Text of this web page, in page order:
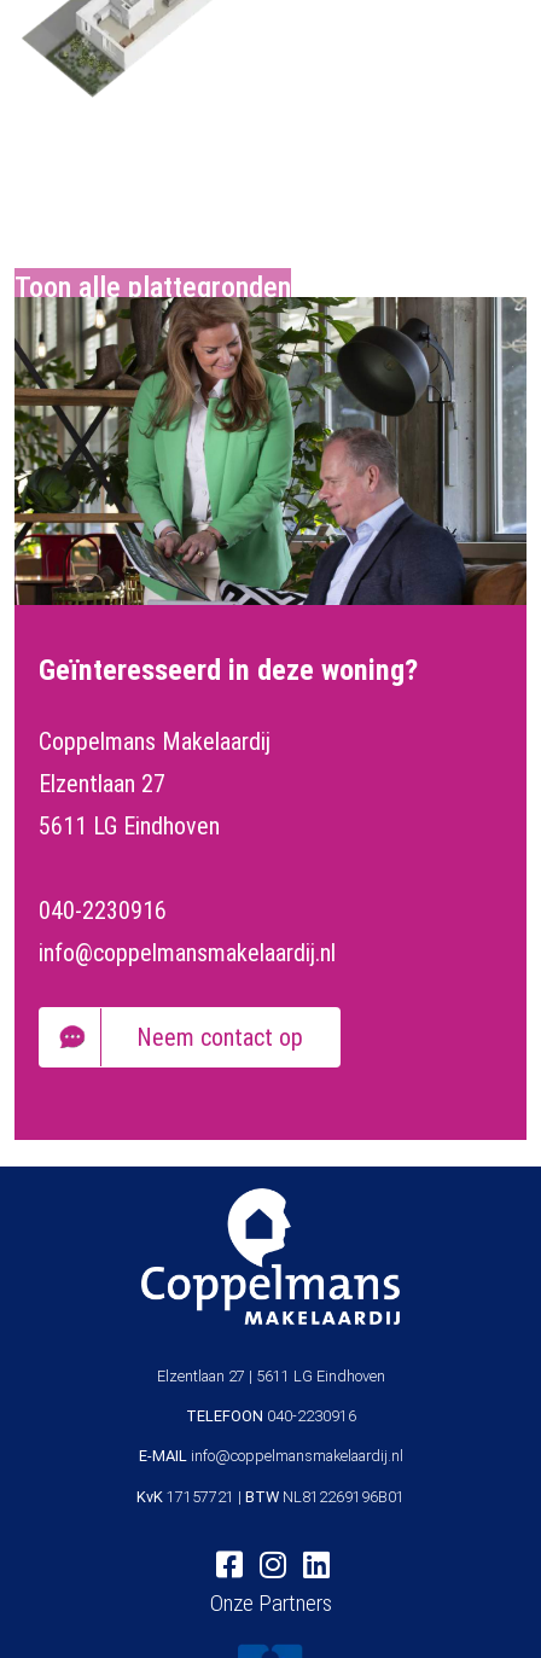
Geïnteresseerd in deze woning?
Coppelmans Makelaardij
Elzentlaan 27
5611 LG Eindhoven
040-2230916
info@coppelmansmakelaardij.nl
Neem contact op
Elzentlaan 27 | 5611 LG Eindhoven
TELEFOON 040-2230916
E-MAILinfo@coppelmansmakelaardij.nl
KvK 17157721 | BTW NL812269196B01
Onze Partners